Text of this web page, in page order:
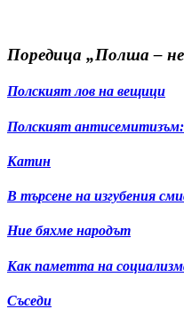
Поредица „Полша –
Полският лов на вещици
Полският антисемитизъм:
Катин
В търсене на изгубения
Ние бяхме народът
Как паметта на
Съседи